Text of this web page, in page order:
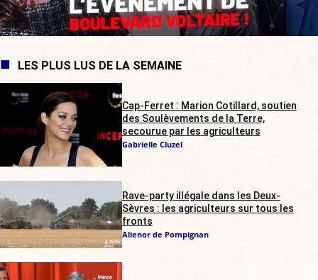
LES PLUS LUS DE LA SEMAINE
Cap-Ferret : Marion Cotillard, soutien
des Soulèvements de la Terre,
secourue par les agriculteurs
Gabrielle Cluzel
Rave-party illégale dans les Deux-
Sèvres : les agriculteurs sur tous les
fronts
Alienor de Pompignan